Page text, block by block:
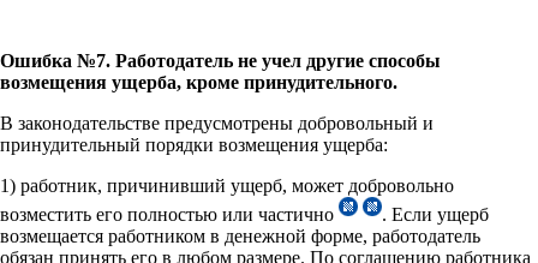
Ошибка №7. Работодатель не учел другие способы
возмещения ущерба, кроме принудительного.
В законодательстве предусмотрены добровольный и
принудительный порядки возмещения ущерба:
1) работник, причинивший ущерб, может добровольно
возместить его полностью или частично
. Если ущерб
возмещается работником в денежной форме, работодатель
обязан принять его в любом размере. По соглашению работника